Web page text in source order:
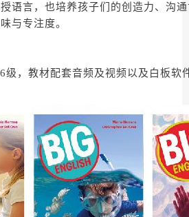
语言，也培养孩子们的创造力、沟
与专注度。
级，教材配套音频及视频以及白板软